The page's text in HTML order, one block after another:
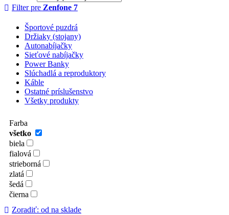
Filter pre Zenfone 7
Športové puzdrá
Držiaky (stojany)
Autonabíjačky
Sieťové nabíjačky
Power Banky
Slúchadlá a reproduktory
Káble
Ostatné príslušenstvo
Všetky produkty
Farba
všetko
biela
fialová
strieborná
zlatá
šedá
čierna
Zoradiť: od na sklade